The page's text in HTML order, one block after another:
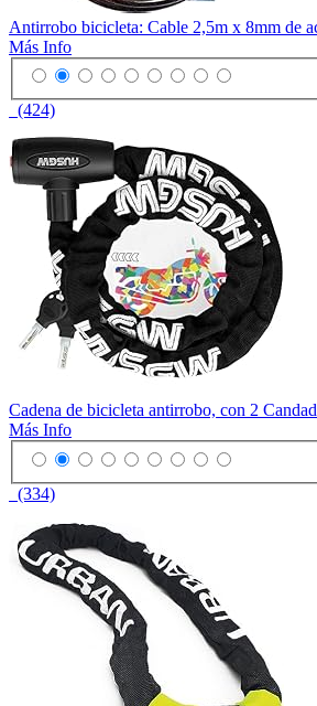
Antirrobo bicicleta: Cable 2,5m x 8mm de
Más Info
(424)
Cadena de bicicleta antirrobo, con 2
Más Info
(334)